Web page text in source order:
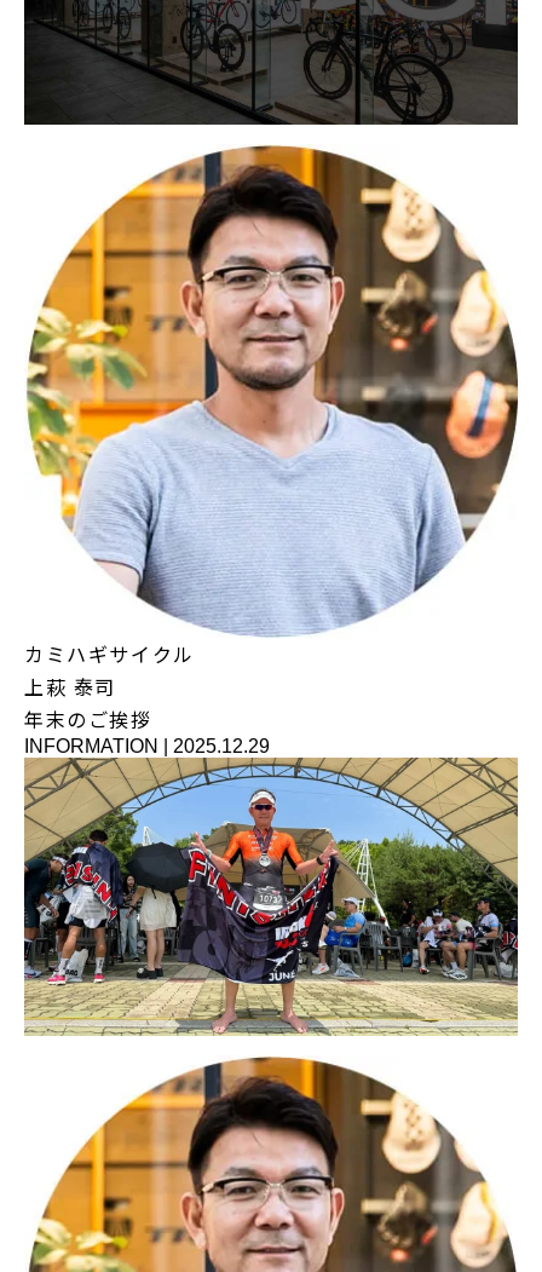
カミハギサイクル
上萩 泰司
年末のご挨拶
INFORMATION 2025.12.29